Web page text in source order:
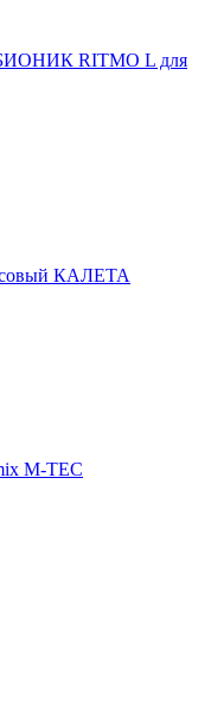
БИОНИК RITMO L для
КАЛЕТА
M-TEC